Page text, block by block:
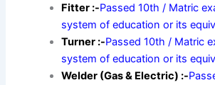
Fitter :-Passed 10th / Matric
system of education or its
Turner :-Passed 10th / Matric
system of education or its
Welder (Gas & Electric) :-